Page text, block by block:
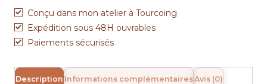
rose-
doré
Conçu dans mon atelier à Tourcoing
Expédition sous 48H ouvrables
Paiements sécurisés
Description Informations complémentairesAvis (0)